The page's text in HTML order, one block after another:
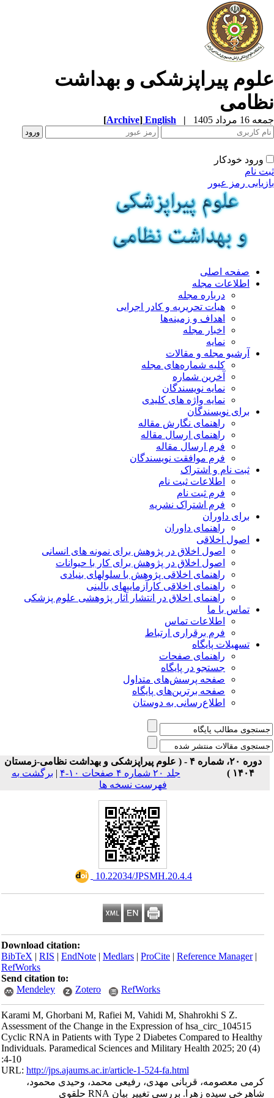
پیراپزشکی و بهداشت
مرداد 1405 |
English
[Archive]
ورود خودکار
نام
رمز عبور
صفحه اصلی
اطلاعات مجله
درباره مجله
هیات تحریریه و کادر اجرایی
اهداف و زمینه‌ها
اخبار مجله
نمایه
آرشیو مجله و مقالات
کلیه شماره‌های مجله
آخرین شماره
نمایه نویسندگان
نمایه واژه های کلیدی
برای نویسندگان
راهنمای نگارش مقاله
راهنمای ارسال مقاله
فرم ارسال مقاله
فرم موافقت نویسندگان
ثبت نام و اشتراک
اطلاعات ثبت نام
فرم ثبت نام
فرم اشتراک نشریه
برای داوران
راهنمای داوران
اصول اخلاقی
اصول اخلاق در پژوهش برای نمونه های انسانی
اصول اخلاق در پژوهش برای کار با حیوانات
راهنمای اخلاقی پژوهش با سلولهای بنیادی
راهنمای اخلاقی کارآزماییهای بالینی
راهنمای اخلاق در انتشار آثار پژوهشی علوم پزشکی
تماس با ما
اطلاعات تماس
فرم برقراری ارتباط
تسهیلات پایگاه
راهنمای صفحات
جستجو در پایگاه
صفحه پرسش‌های متداول
صفحه برترین‌های پایگاه
اطلاع‌رسانی به دوستان
دوره ۲۰، شماره ۴ - ( علوم پیراپزشکی و بهداشت نظامی-زمستان
۱۴۰۴ )
جلد ۲۰ شماره ۴ صفحات ۱۰-۴ |برگشت به
فهرست نسخه ها
‎ 10.22034/JPSMH.20.4.4
Download citation:
BibTeX|RIS|EndNote|Medlars|ProCite|Reference Manager
RefWorks
Send citation to:
Mendeley
Zotero RefWorks
Karami M, Ghorbani M, Rafiei M, Vahidi M, Shahrokhi S Z.
Assessment of the Change in the Expression of hsa_circ_104515
Cyclic RNA in Patients with Type 2 Diabetes Compared to Healthy
Individuals. Paramedical Sciences and Military Health 2025; 20 (4)
:4-10
URL:http://jps.ajaums.ac.ir/article-1-524-fa.html
کرمی معصومه، قربانی مهدی، رفیعی محمد، وحیدی محمود،
شاهرخی سیده زهرا. بررسی تغییر بیان RNA حلقوی